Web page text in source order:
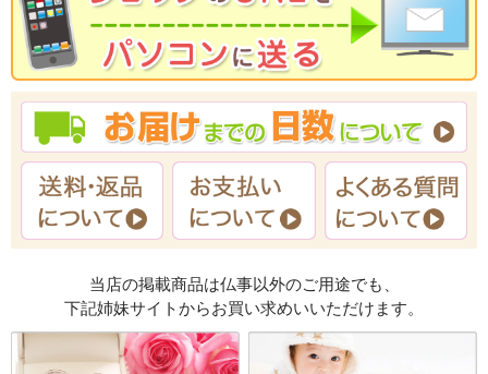
当店の掲載商品は仏事以外のご用途でも、
下記姉妹サイトからお買い求めいいただけます。